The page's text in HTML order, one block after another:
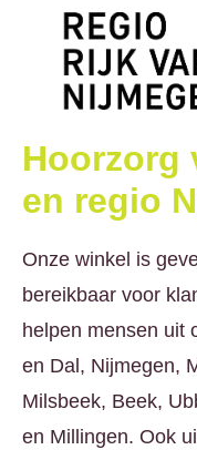
Hoorzorg
en regio
Onze winkel is
bereikbaar voor
helpen mensen uit
en Dal, Nijmegen,
Milsbeek, Beek,
en Millingen. Ook